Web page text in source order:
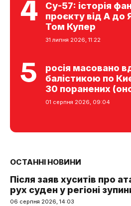
Су-57: історія
проєкту від А до
Том Купер
31 липня 2026, 11:22
росія масовано
балістикою по
30 поранених
01 серпня 2026, 09:04
ОСТАННІ НОВИНИ
Після заяв хуситів про
рух суден у регіоні
06 серпня 2026, 14:03